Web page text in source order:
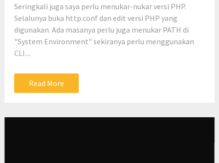
Seringkali juga saya perlu menukar-nukar versi PHP.
Selalunya buka http.conf dan edit versi PHP yang
digunakan. Ada masanya perlu juga menukar PATH di
"System Environment" sekiranya perlu menggunakan
CLI....
Read More